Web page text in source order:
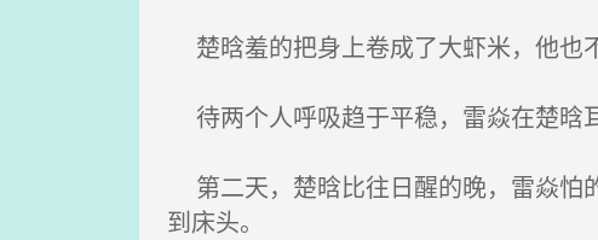
楚晗羞的把身上卷成了大虾米，他也
待两个人呼吸趋于平稳，雷焱在楚晗
第二天，楚晗比往日醒的晚，雷焱怕
到床头。